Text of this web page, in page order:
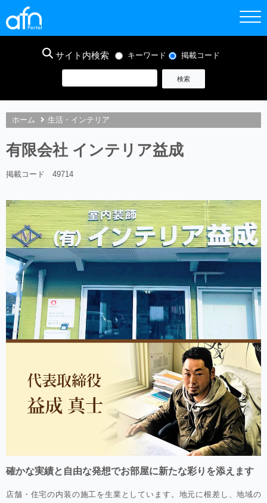
サイト内検索 キーワード 掲載コード
ホーム 生活・インテリア
有限会社 インテリア益成
掲載コード 49714
確かな実績と自由な発想でお部屋に新たな彩りを添えます
店舗・住宅の内装の施工を生業としています。地元に根差し、地域の